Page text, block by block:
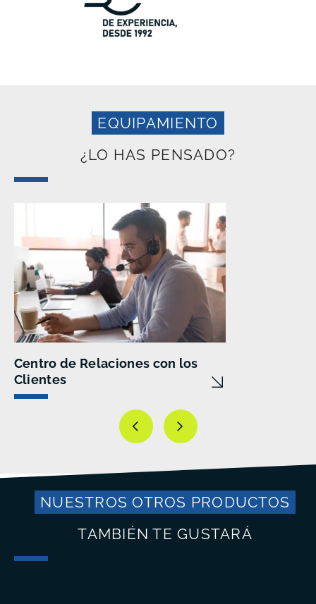
EQUIPAMIENTO
¿LO HAS PENSADO?
Centro de Relaciones con los
Clientes
NUESTROS OTROS PRODUCTOS
TAMBIÉN TE GUSTARÁ